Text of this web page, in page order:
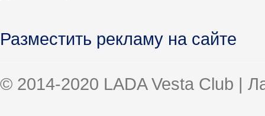
Разместить рекламу на сайте
© 2014-2020 LADA Vesta Club |